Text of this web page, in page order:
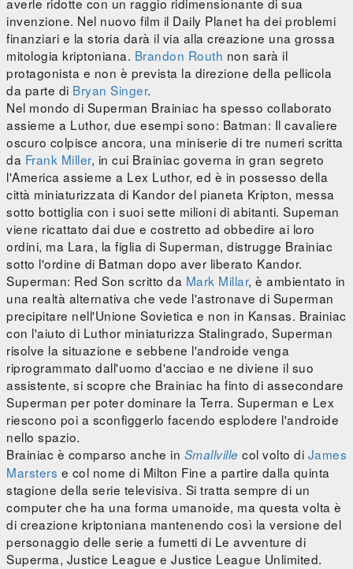
invenzione. Nel nuovo film il Daily Planet ha dei problemi
finanziari e la storia darà il via alla creazione una grossa
mitologia kriptoniana. Brandon Routh non sarà il
protagonista e non è prevista la direzione della pellicola
da parte di Bryan Singer.
Nel mondo di Superman Brainiac ha spesso collaborato
assieme a Luthor, due esempi sono: Batman: Il cavaliere
oscuro colpisce ancora, una miniserie di tre numeri scritta
da Frank Miller, in cui Brainiac governa in gran segreto
l'America assieme a Lex Luthor, ed è in possesso della
città miniaturizzata di Kandor del pianeta Kripton, messa
sotto bottiglia con i suoi sette milioni di abitanti. Supeman
viene ricattato dai due e costretto ad obbedire ai loro
ordini, ma Lara, la figlia di Superman, distrugge Brainiac
sotto l'ordine di Batman dopo aver liberato Kandor.
Superman: Red Son scritto da Mark Millar, è ambientato in
una realtà alternativa che vede l'astronave di Superman
precipitare nell'Unione Sovietica e non in Kansas. Brainiac
con l'aiuto di Luthor miniaturizza Stalingrado, Superman
risolve la situazione e sebbene l'androide venga
riprogrammato dall'uomo d'acciao e ne diviene il suo
assistente, si scopre che Brainiac ha finto di assecondare
Superman per poter dominare la Terra. Superman e Lex
riescono poi a sconfiggerlo facendo esplodere l'androide
nello spazio.
Brainiac è comparso anche in Smallville col volto di James
Marsters e col nome di Milton Fine a partire dalla quinta
stagione della serie televisiva. Si tratta sempre di un
computer che ha una forma umanoide, ma questa volta è
di creazione kriptoniana mantenendo così la versione del
personaggio delle serie a fumetti di Le avventure di
Superma, Justice League e Justice League Unlimited.